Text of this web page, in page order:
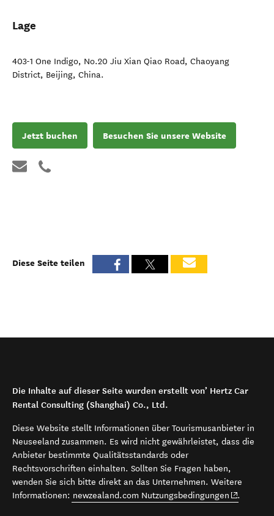
Lage
403-1 One Indigo, No.20 Jiu Xian Qiao Road, Chaoyang
District, Beijing, China.
Jetzt buchen Besuchen Sie unsere Website
Diese Seite teilen
Die Inhalte auf dieser Seite wurden erstellt von’ Hertz Car
Rental Consulting (Shanghai) Co., Ltd.
Diese Website stellt Informationen über Tourismusanbieter in
Neuseeland zusammen. Es wird nicht gewährleistet, dass die
Anbieter bestimmte Qualitätsstandards oder
Rechtsvorschriften einhalten. Sollten Sie Fragen haben,
wenden Sie sich bitte direkt an das Unternehmen. Weitere
Informationen: newzealand.com Nutzungsbedingungen (opens in
.